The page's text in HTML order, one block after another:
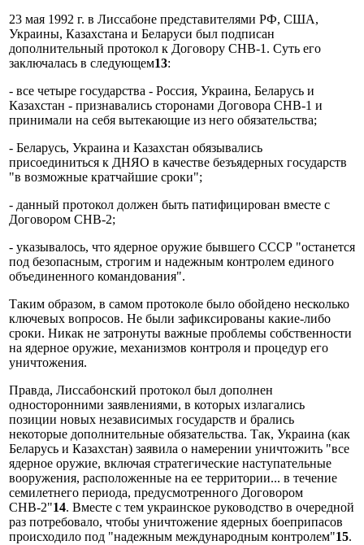
23 мая 1992 г. в Лиссабоне представителями РФ, США,
Украины, Казахстана и Беларуси был подписан
дополнительный протокол к Договору СНВ-1. Суть его
заключалась в следующем13:
- все четыре государства - Россия, Украина, Беларусь и
Казахстан - признавались сторонами Договора СНВ-1 и
принимали на себя вытекающие из него обязательства;
- Беларусь, Украина и Казахстан обязывались
присоединиться к ДНЯО в качестве безъядерных государств
"в возможные кратчайшие сроки";
- данный протокол должен быть патифицирован вместе с
Договором СНВ-2;
- указывалось, что ядерное оружие бывшего СССР "останется
под безопасным, строгим и надежным контролем единого
объединенного командования".
Таким образом, в самом протоколе было обойдено несколько
ключевых вопросов. Не были зафиксированы какие-либо
сроки. Никак не затронуты важные проблемы собственности
на ядерное оружие, механизмов контроля и процедур его
уничтожения.
Правда, Лиссабонский протокол был дополнен
односторонними заявлениями, в которых излагались
позиции новых независимых государств и брались
некоторые дополнительные обязательства. Так, Украина (как
Беларусь и Казахстан) заявила о намерении уничтожить "все
ядерное оружие, включая стратегические наступательные
вооружения, расположенные на ее территории... в течение
семилетнего периода, предусмотренного Договором
СНВ-2"14. Вместе с тем украинское руководство в очередной
раз потребовало, чтобы уничтожение ядерных боеприпасов
происходило под "надежным международным контролем"15.